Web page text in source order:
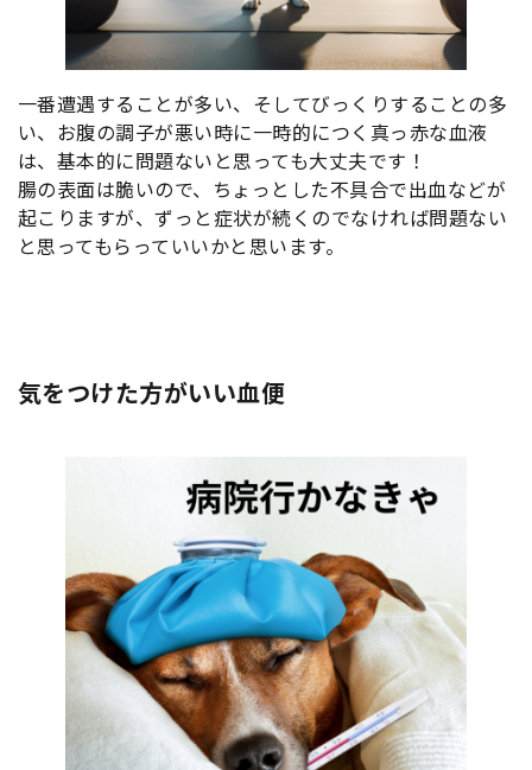
一番遭遇することが多い、そしてびっくりすることの多
い、お腹の調子が悪い時に一時的につく真っ赤な血液
は、基本的に問題ないと思っても大丈夫です！
腸の表面は脆いので、ちょっとした不具合で出血などが
起こりますが、ずっと症状が続くのでなければ問題ない
と思ってもらっていいかと思います。
気をつけた方がいい血便